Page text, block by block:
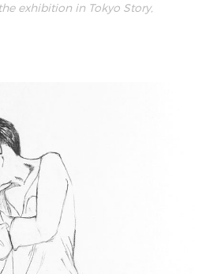
exhibition in Tokyo Story,